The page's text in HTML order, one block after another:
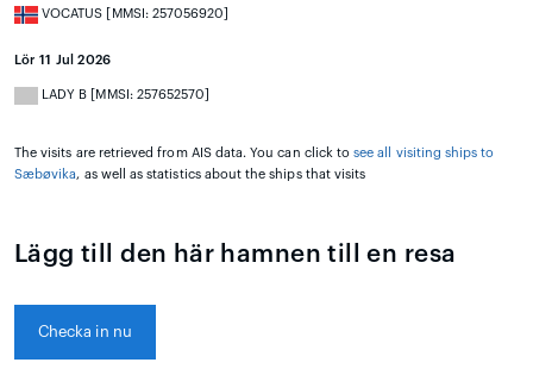
VOCATUS [MMSI: 257056920]
Lör 11 Jul 2026
LADY B [MMSI: 257652570]
The visits are retrieved from AIS data. You can click tosee all visiting ships to
Sæbøvika, as well as statistics about the ships that visits
Lägg till den här hamnen till en resa
Checka in nu